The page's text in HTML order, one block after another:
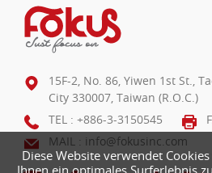
Diese Website verwendet
Ihnen ein optimales Surferlebnis
15F-2, No. 86, Yiwen 1st St.,
City 330007, Taiwan (R.O.C.)
TEL : +886-3-3150545
MAIL : info@fokusinc.com